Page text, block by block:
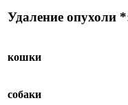
Удаление опухоли
кошки
собаки